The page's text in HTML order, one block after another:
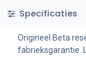
Specificaties
Origineel Beta
fabrieksgarantie.